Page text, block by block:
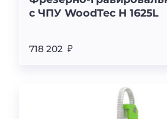
с ЧПУ WoodTec H 1625L
718 202 ₽